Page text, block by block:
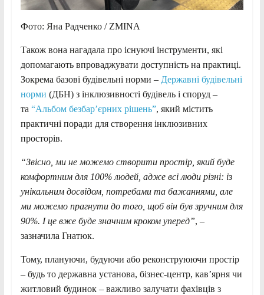
Фото: Яна Радченко / ZMINA
Також вона нагадала про існуючі інструменти, які
допомагають впроваджувати доступність на практиці.
Зокрема базові будівельні норми – Державні будівельні
норми (ДБН) з інклюзивності будівель і споруд –
та “Альбом безбарʼєрних рішень”, який містить
практичні поради для створення інклюзивних
просторів.
“Звісно, ми не можемо створити простір, який буде
комфортним для 100% людей, адже всілюди різні: із
унікальним досвідом, потребами та бажаннями, але
ми можемо прагнути до того, щоб він був зручним для
90%. І це вже буде значним кроком уперед”, –
зазначила Гнатюк.
Тому, плануючи, будуючи або реконструюючи простір
– будь то державна установа, бізнес-центр, кав’ярня чи
житловий будинок – важливо залучати фахівців з